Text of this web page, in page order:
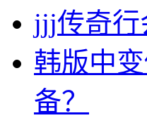
jjj传奇行
韩版中
备？